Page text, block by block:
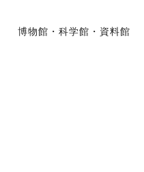
博物館・科学館・資料館